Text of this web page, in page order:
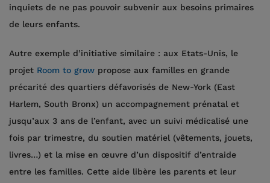
inquiets de ne pas pouvoir subvenir aux besoins primaires
de leurs enfants.
Autre exemple d’initiative similaire : aux Etats-Unis, le
projet Room to grow propose aux familles en grande
précarité des quartiers défavorisés de New-York (East
Harlem, South Bronx) un accompagnement prénatal et
jusqu’aux 3 ans de l’enfant, avec un suivi médicalisé une
fois par trimestre, du soutien matériel (vêtements, jouets,
livres…) et la mise en œuvre d’un dispositif d’entraide
entre les familles. Cette aide libère les parents et leur